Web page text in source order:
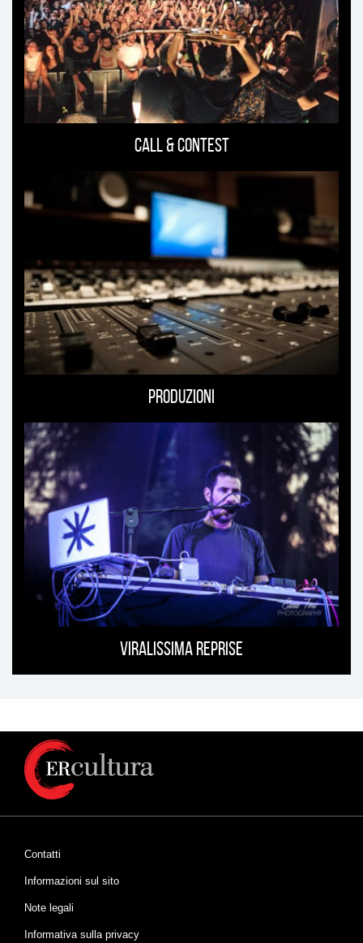
Call & Contest
Produzioni
Viralissima Reprise
Contatti
Informazioni sul sito
Note legali
Informativa sulla privacy